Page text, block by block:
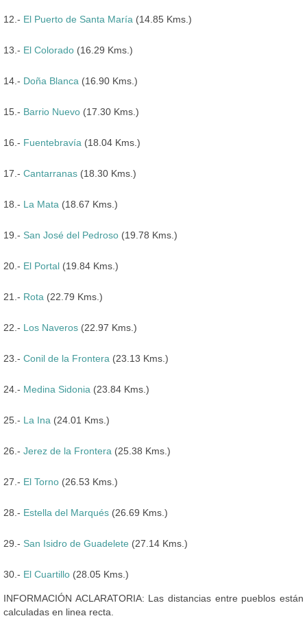
12.- El Puerto de Santa María (14.85 Kms.)
13.- El Colorado (16.29 Kms.)
14.- Doña Blanca (16.90 Kms.)
15.- Barrio Nuevo (17.30 Kms.)
16.- Fuentebravía (18.04 Kms.)
17.- Cantarranas (18.30 Kms.)
18.- La Mata (18.67 Kms.)
19.- San José del Pedroso (19.78 Kms.)
20.- El Portal (19.84 Kms.)
21.- Rota (22.79 Kms.)
22.- Los Naveros (22.97 Kms.)
23.- Conil de la Frontera (23.13 Kms.)
24.- Medina Sidonia (23.84 Kms.)
25.- La Ina (24.01 Kms.)
26.- Jerez de la Frontera (25.38 Kms.)
27.- El Torno (26.53 Kms.)
28.- Estella del Marqués (26.69 Kms.)
29.- San Isidro de Guadelete (27.14 Kms.)
30.- El Cuartillo (28.05 Kms.)
INFORMACIÓN ACLARATORIA: Las distancias entre pueblos están
calculadas en linea recta.